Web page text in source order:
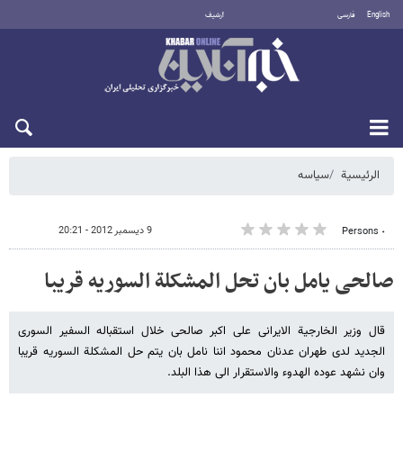
English فارسی أرشيف
الرئيسية سیاسه
٠ Persons 9 ديسمبر 2012 - 20:21
صالحی یامل بان تحل المشکلة السوریه قریبا
قال وزیر الخارجیة الایرانی علی اکبر صالحی خلال استقباله السفیر السوری
الجدید لدی طهران عدنان محمود اننا نامل بان یتم حل المشکلة السوریه قریبا
وان نشهد عوده الهدوء والاستقرار الی هذا البلد.